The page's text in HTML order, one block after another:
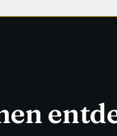
EISEN &